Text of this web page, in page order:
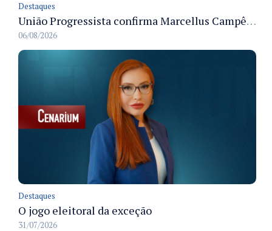
Destaques
União Progressista confirma Marcellus Campêlo como candidato a deputado estadual
06/08/2026
Destaques
O jogo eleitoral da exceção
31/07/2026